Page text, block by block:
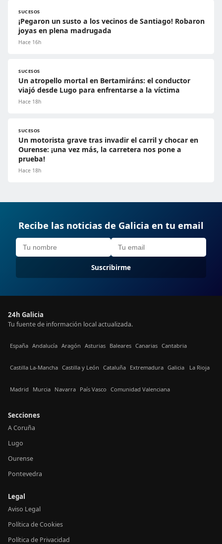
SUCESOS
¡Pegaron un susto a los vecinos de Santiago! Robaron
joyas en plena madrugada
Hace 16h
SUCESOS
Un atropello mortal en Bertamiráns: el conductor
viajó desde Lugo para enfrentarse a la víctima
Hace 18h
SUCESOS
Un motorista grave tras invadir el carril y chocar en
Ourense: ¡una vez más, la carretera nos pone a
prueba!
Hace 18h
Recibe las noticias de Galicia en tu email
Suscribirme
24h Galicia
Tu fuente de información local actualizada.
España Andalucía Aragón Asturias Baleares Canarias Cantabria
Castilla La-Mancha Castilla y León Cataluña Extremadura Galicia La Rioja
Madrid Murcia Navarra País Vasco Comunidad Valenciana
Secciones
A Coruña
Lugo
Ourense
Pontevedra
Legal
Aviso Legal
Política de Cookies
Política de Privacidad